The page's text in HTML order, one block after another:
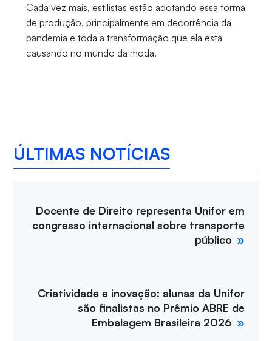
Cada vez mais, estilistas estão adotando essa forma
de produção, principalmente em decorrência da
pandemia e toda a transformação que ela está
causando no mundo da moda.
ÚLTIMAS NOTÍCIAS
Docente de Direito representa Unifor em
congresso internacional sobre transporte
público
Criatividade e inovação: alunas da Unifor
são finalistas no Prêmio ABRE de
Embalagem Brasileira 2026